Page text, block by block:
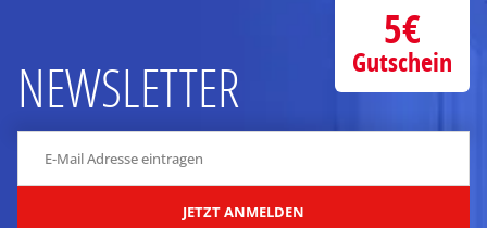
NEWSLETTER
JETZT ANMELDEN
5€
Gutschein